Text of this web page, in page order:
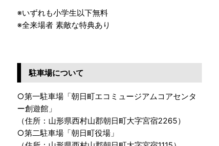
※いずれも小学生以下無料
※全来場者 素敵な特典あり
駐車場について
○第一駐車場「朝日町エコミュージアムコアセンタ
ー創遊館」
（住所：山形県西村山郡朝日町大字宮宿2265）
○第二駐車場「朝日町役場」